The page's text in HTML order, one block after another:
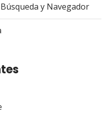
y Navegador